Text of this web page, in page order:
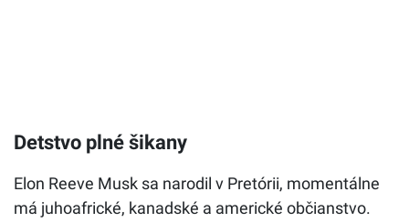
Detstvo plné šikany
Elon Reeve Musk sa narodil v Pretórii, momentálne
má juhoafrické, kanadské a americké občianstvo.